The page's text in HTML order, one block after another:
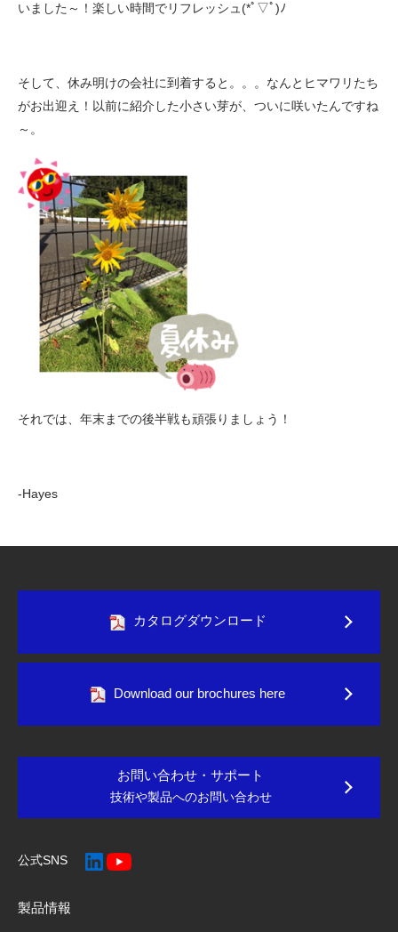
いました～！楽しい時間でリフレッシュ(*ﾟ▽ﾟ)ﾉ
そして、休み明けの会社に到着すると。。。なんとヒマワリたち
がお出迎え！以前に紹介した小さい芽が、ついに咲いたんですね
～。
それでは、年末までの後半戦も頑張りましょう！
-Hayes
製品情報
カタログダウンロード
Download our brochures here
お問い合わせ・サポート
技術や製品へのお問い合わせ
公式SNS